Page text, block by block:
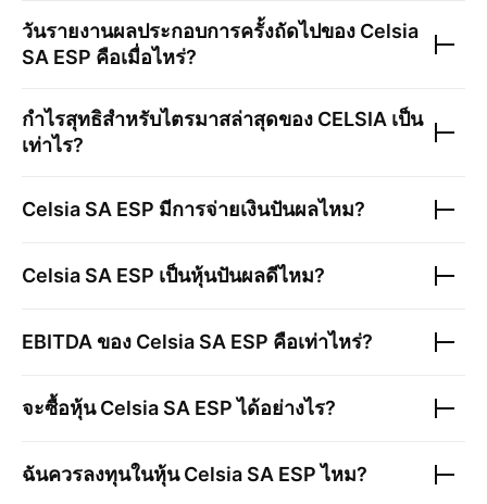
วันรายงานผลประกอบการครั้งถัดไปของ Celsia
SA ESP คือเมื่อไหร่?
กำไรสุทธิสำหรับไตรมาสล่าสุดของ CELSIA เป็น
เท่าไร?
Celsia SA ESP มีการจ่ายเงินปันผลไหม?
Celsia SA ESP เป็นหุ้นปันผลดีไหม?
EBITDA ของ Celsia SA ESP คือเท่าไหร่?
จะซื้อหุ้นCelsia SA ESPได้อย่างไร?
ฉันควรลงทุนในหุ้นCelsia SA ESPไหม?